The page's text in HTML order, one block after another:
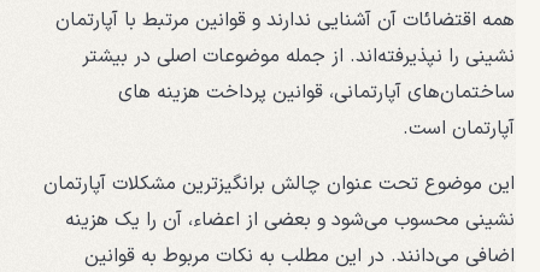
همه اقتضائات آن آشنایی ندارند و قوانین مرتبط با آپارتمان
‌نشینی را نپذیرفته‌اند. از جمله موضوعات اصلی در بیشتر
ساختمان‌های آپارتمانی، قوانین پرداخت هزینه های
آپارتمان است.
این موضوع تحت عنوان چالش برانگیزترین مشکلات آپارتمان
نشینی محسوب می‌شود و بعضی از اعضاء، آن را یک هزینه
اضافی می‌دانند. در این مطلب به نکات مربوط به قوانین